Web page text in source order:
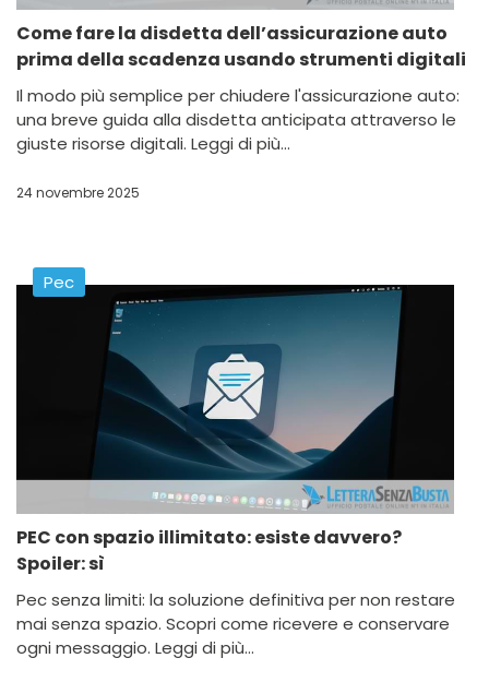
Come fare la disdetta dell’assicurazione auto
prima della scadenza usando strumenti digitali
Il modo più semplice per chiudere l'assicurazione auto:
una breve guida alla disdetta anticipata attraverso le
giuste risorse digitali. Leggi di più...
24 novembre 2025
Pec
PEC con spazio illimitato: esiste davvero?
Spoiler: sì
Pec senza limiti: la soluzione definitiva per non restare
mai senza spazio. Scopri come ricevere e conservare
ogni messaggio. Leggi di più...